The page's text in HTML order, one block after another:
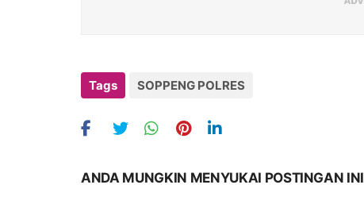
Tags SOPPENG POLRES
ANDA MUNGKIN MENYUKAI POSTINGAN INI